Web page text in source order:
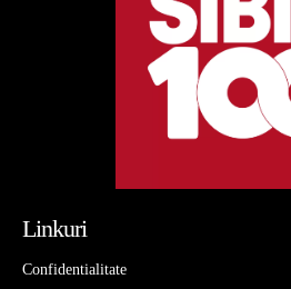
Linkuri
Confidentialitate